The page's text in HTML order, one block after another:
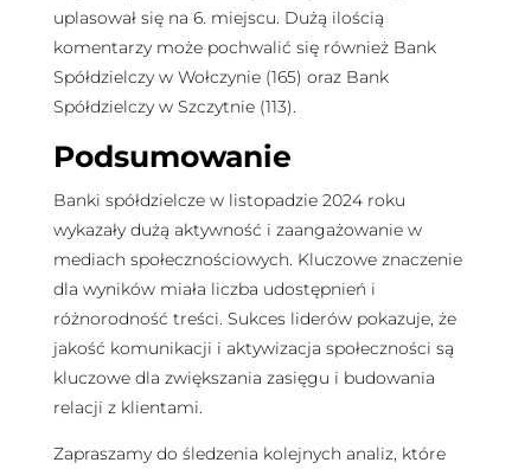
uplasował się na 6. miejscu. Dużą ilością
komentarzy może pochwalić się również Bank
Spółdzielczy w Wołczynie (165) oraz Bank
Spółdzielczy w Szczytnie (113).
Podsumowanie
Banki spółdzielcze w listopadzie 2024 roku
wykazały dużą aktywność i zaangażowanie w
mediach społecznościowych. Kluczowe znaczenie
dla wyników miała liczba udostępnień i
różnorodność treści. Sukces liderów pokazuje, że
jakość komunikacji i aktywizacja społeczności są
kluczowe dla zwiększania zasięgu i budowania
relacji z klientami.
Zapraszamy do śledzenia kolejnych analiz, które